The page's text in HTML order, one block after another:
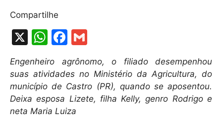
Compartilhe
X
W
at
s
A
p
F
c
e
b
o
ai
l
Engenheiro agrônomo, o filiado desempenhou
suas atividades no Ministério da Agricultura, do
município de Castro (PR), quando se aposentou.
Deixa esposa Lizete, filha Kelly, genro Rodrigo e
neta Maria Luiza